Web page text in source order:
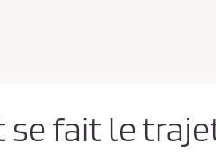
se fait le